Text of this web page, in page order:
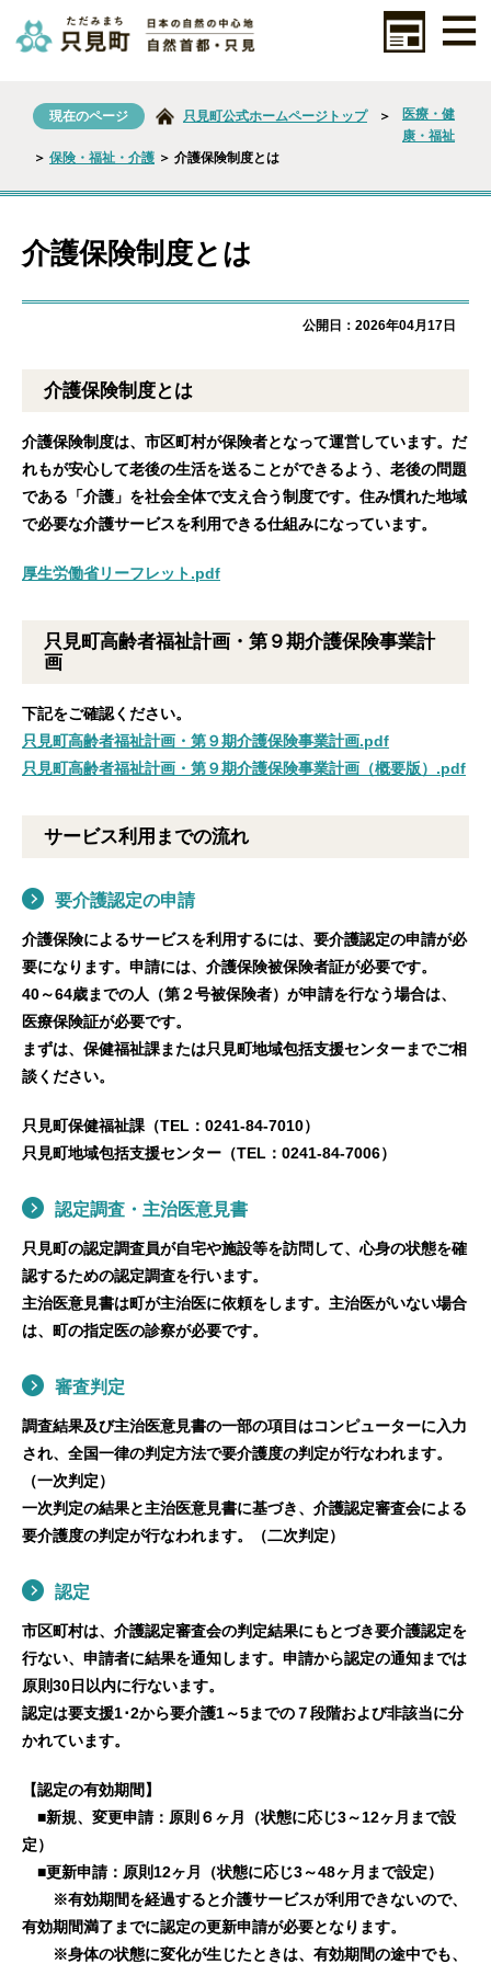
現在のページ 只見町公式ホームページトップ ＞
医療・健
康・福祉
＞ 保険・福祉・介護 ＞ 介護保険制度とは
介護保険制度とは
公開日：2026年04月17日
介護保険制度とは
介護保険制度は、市区町村が保険者となって運営しています。だ
れもが安心して老後の生活を送ることができるよう、老後の問題
である「介護」を社会全体で支え合う制度です。住み慣れた地域
で必要な介護サービスを利用できる仕組みになっています。
厚生労働省リーフレット.pdf
只見町高齢者福祉計画・第９期介護保険事業計
画
下記をご確認ください。
只見町高齢者福祉計画・第９期介護保険事業計画.pdf
只見町高齢者福祉計画・第９期介護保険事業計画（概要版）.pdf
サービス利用までの流れ
要介護認定の申請
介護保険によるサービスを利用するには、要介護認定の申請が必
要になります。申請には、介護保険被保険者証が必要です。
40～64歳までの人（第２号被保険者）が申請を行なう場合は、
医療保険証が必要です。
まずは、保健福祉課または只見町地域包括支援センターまでご相
談ください。
只見町保健福祉課（TEL：0241-84-7010）
只見町地域包括支援センター（TEL：0241-84-7006）
認定調査・主治医意見書
只見町の認定調査員が自宅や施設等を訪問して、心身の状態を確
認するための認定調査を行います。
主治医意見書は町が主治医に依頼をします。主治医がいない場合
は、町の指定医の診察が必要です。
審査判定
調査結果及び主治医意見書の一部の項目はコンピューターに入力
され、全国一律の判定方法で要介護度の判定が行なわれます。
（一次判定）
一次判定の結果と主治医意見書に基づき、介護認定審査会による
要介護度の判定が行なわれます。（二次判定）
認定
市区町村は、介護認定審査会の判定結果にもとづき要介護認定を
行ない、申請者に結果を通知します。申請から認定の通知までは
原則30日以内に行ないます。
認定は要支援1･2から要介護1～5までの７段階および非該当に分
かれています。
【認定の有効期間】
■新規、変更申請：原則６ヶ月（状態に応じ3～12ヶ月まで設
定）
■更新申請：原則12ヶ月（状態に応じ3～48ヶ月まで設定）
※有効期間を経過すると介護サービスが利用できないので、
有効期間満了までに認定の更新申請が必要となります。
※身体の状態に変化が生じたときは、有効期間の途中でも、